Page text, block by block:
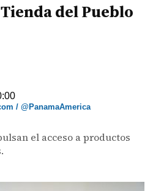
del Pueblo
/ @PanamaAmerica
el acceso a productos